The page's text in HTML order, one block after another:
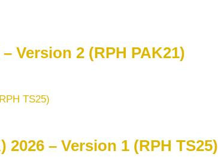
Version 2 (RPH PAK21)
– Version 1 (RPH TS25)